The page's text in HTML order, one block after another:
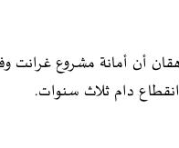
أن أمانة مشروع غرانت